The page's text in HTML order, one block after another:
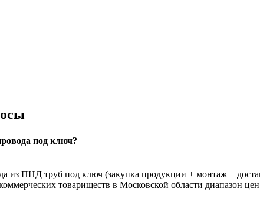
под ключ?
из ПНД труб под ключ (закупка продукции + монтаж +
товариществ в Московской области диапазон